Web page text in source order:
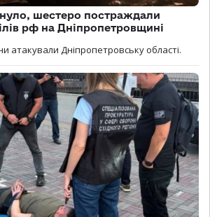
шестеро постраждали
рф на Дніпропетровщині
атакували Дніпропетровську області.